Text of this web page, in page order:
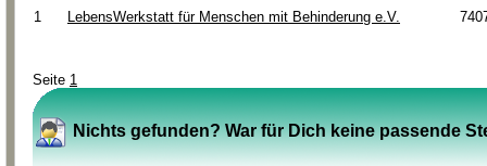
1 LebensWerkstatt für Menschen mit Behinderung e.V.
Seite 1
Nichts gefunden? War für Dich keine passende